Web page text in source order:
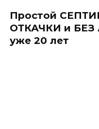
Простой
ОТКАЧКИ и
уже 20 лет